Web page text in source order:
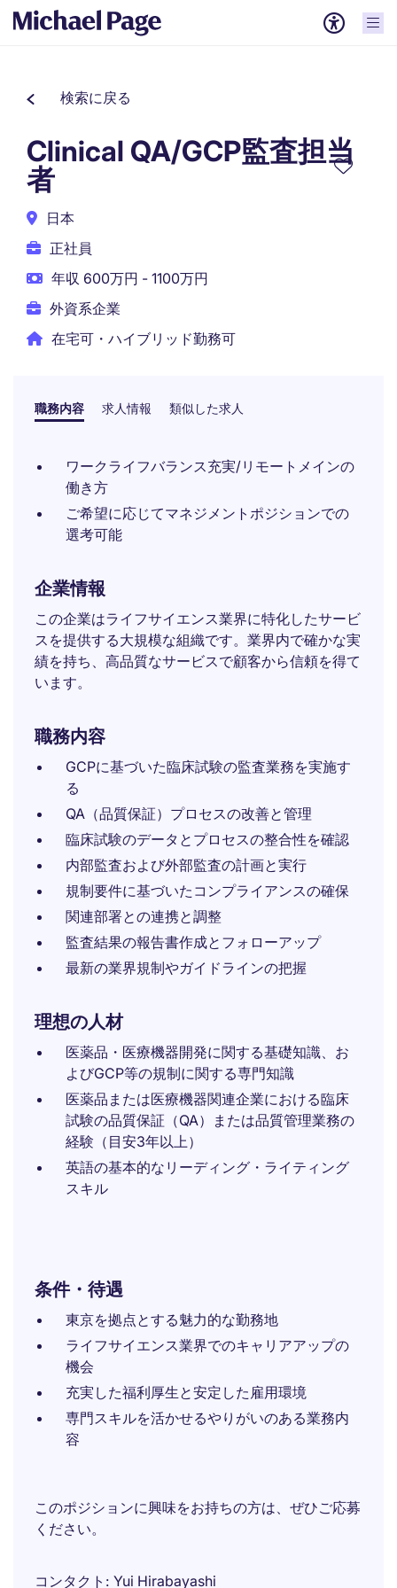
検索に戻る
Clinical QA/GCP監査担当
者
日本
正社員
年収 600万円 - 1100万円
外資系企業
在宅可・ハイブリッド勤務可
職務内容 求人情報 類似した求人
ワークライフバランス充実/リモートメインの
働き方
ご希望に応じてマネジメントポジションでの
選考可能
企業情報
この企業はライフサイエンス業界に特化したサービ
スを提供する大規模な組織です。業界内で確かな実
績を持ち、高品質なサービスで顧客から信頼を得て
います。
職務内容
GCPに基づいた臨床試験の監査業務を実施す
る
QA（品質保証）プロセスの改善と管理
臨床試験のデータとプロセスの整合性を確認
内部監査および外部監査の計画と実行
規制要件に基づいたコンプライアンスの確保
関連部署との連携と調整
監査結果の報告書作成とフォローアップ
最新の業界規制やガイドラインの把握
理想の人材
医薬品・医療機器開発に関する基礎知識、お
よびGCP等の規制に関する専門知識
医薬品または医療機器関連企業における臨床
試験の品質保証（QA）または品質管理業務の
経験（目安3年以上）
英語の基本的なリーディング・ライティング
スキル
条件・待遇
東京を拠点とする魅力的な勤務地
ライフサイエンス業界でのキャリアアップの
機会
充実した福利厚生と安定した雇用環境
専門スキルを活かせるやりがいのある業務内
容
このポジションに興味をお持ちの方は、ぜひご応募
ください。
コンタクト Yui Hirabayashi